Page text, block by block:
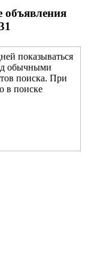
объявления
показываться
обычными
поиска. При
в поиске